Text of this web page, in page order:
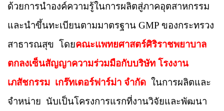
ด้วยการนำองค์ความรู้ในการผลิตสู่ภาคอุตสาหกรรม
และนำขึ้นทะเบียนตามมาตรฐาน GMP ของกระทรวง
สาธารณสุข โดยคณะแพทยศาสตร์ศิริราชพยาบาล
ตกลงเซ็นสัญญาความร่วมมือกับบริษัท โรงงาน
เภสัชกรรม เกร๊ทเตอร์ฟาร์ม่า จำกัด ในการผลิตและ
จำหน่าย นับเป็นโครงการแรกที่งานวิจัยและพัฒนา